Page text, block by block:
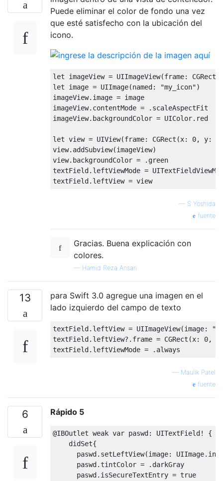
Puede eliminar el color de fondo una vez
que esté satisfecho con la ubicación del
icono.
let imageView = UIImageView(frame: CGRect
let image = UIImage(named : "my_icon")
imageView. image = image
imageView. contentMode = . scaleAspectFit
imageView. backgroundColor = UIColor. red
let view = UIView(frame: CGRect (x: 0, y:
view. addSubview(imageView)
view. backgroundColor = . green
textField . leftViewMode =
textField . leftView = view
— S Yoshida
fuente
Gracias. Buena explicación con
colores.
— Hamid Reza Ansari
13
para Swift 3.0 agregue una imagen en el
lado izquierdo del campo de texto
textField . leftView = UIImageView(image:
textField . leftView?. frame = CGRect (x: 0,
textField . leftViewMode = . always
— Maulik Patel
fuente
6 Rápido 5
@IBOutlet weak var paswd : UITextField !
{
didSet{
      paswd
. setLeftView(image: UIImage.
      paswd
.tintColor = . darkGray
      paswd
. isSecureTextEntry = true